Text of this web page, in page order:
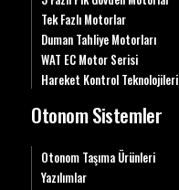
Tek Fazlı Motorlar
Duman Tahliye Motorları
WAT EC Motor Serisi
Hareket Kontrol Teknolojileri
Otonom Sistemler
Otonom Taşıma Ürünleri
Yazılımlar